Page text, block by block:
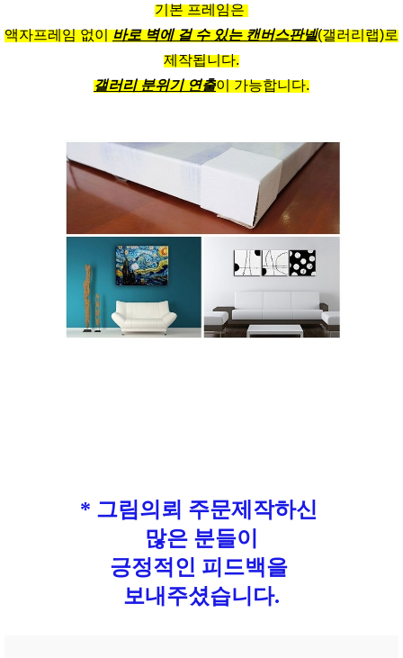
기본 프레임은
액자프레임 없이 바로 벽에 걸 수 있는 캔버스판넬(갤러리랩)로
제작됩니다.
갤러리 분위기 연출이 가능합니다.
* 그림의뢰 주문제작하신
많은 분들이
긍정적인 피드백을
보내주셨습니다.